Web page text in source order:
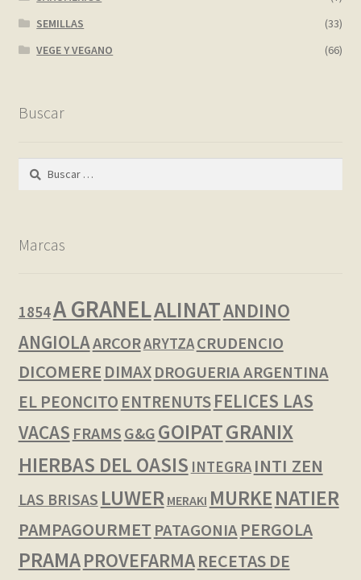
SEMILLAS
(33)
VEGE Y VEGANO
(66)
Buscar
Buscar:
Marcas
1854A GRANELALINATANDINO
ANGIOLAARCORARYTZACRUDENCIO
DICOMERE DIMAX DROGUERIA ARGENTINA
EL PEONCITO ENTRENUTSFELICES LAS
VACAS FRAMS G&G GOIPATGRANIX
HIERBAS DEL OASIS INTEGRA INTI ZEN
LAS BRISAS LUWER MERAKI MURKENATIER
PAMPAGOURMET PATAGONIA PERGOLA
PRAMAPROVEFARMARECETAS DE